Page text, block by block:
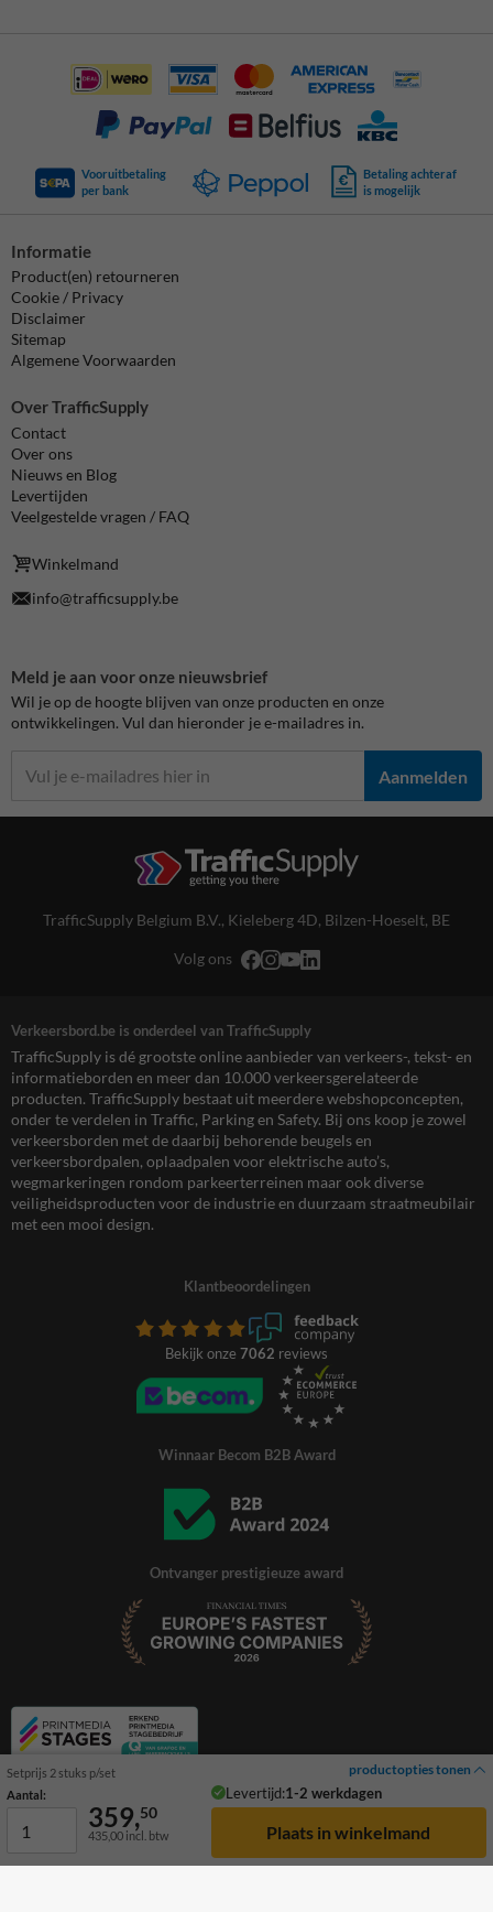
Setprijs 2 stuks p/set productopties tonen
Aantal: Levertijd:1-2 werkdagen
359,50
435,00 incl. btw
Vooruitbetaling
per bank
Betaling achteraf
is mogelijk
Informatie
Product(en) retourneren
Cookie / Privacy
Disclaimer
Sitemap
Algemene Voorwaarden
Over TrafficSupply
Contact
Over ons
Nieuws en Blog
Levertijden
Veelgestelde vragen / FAQ
Winkelmand
info@trafficsupply.be
Meld je aan voor onze nieuwsbrief
Wil je op de hoogte blijven van onze producten en onze
ontwikkelingen. Vul dan hieronder je e-mailadres in.
Aanmelden
TrafficSupply Belgium B.V., Kieleberg 4D, Bilzen-Hoeselt, BE
Volg ons
Verkeersbord.be is onderdeel van TrafficSupply
TrafficSupply is dé grootste online aanbieder van verkeers-, tekst- en
informatieborden en meer dan 10.000 verkeersgerelateerde
producten. TrafficSupply bestaat uit meerdere webshopconcepten,
onder te verdelen in Traffic, Parking en Safety. Bij ons koop je zowel
verkeersborden met de daarbij behorende beugels en
verkeersbordpalen, oplaadpalen voor elektrische auto’s,
wegmarkeringen rondom parkeerterreinen maar ook diverse
veiligheidsproducten voor de industrie en duurzaam straatmeubilair
met een mooi design.
Klantbeoordelingen
Bekijk onze 7062 reviews
Winnaar Becom B2B Award
Ontvanger prestigieuze award
© 2026 TrafficSupply. Alle rechten voorbehouden.